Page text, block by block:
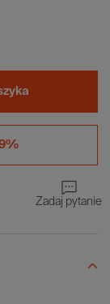
Zadaj pytanie